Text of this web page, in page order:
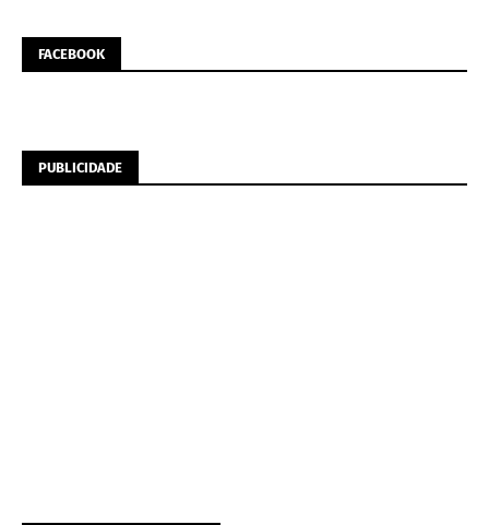
FACEBOOK
PUBLICIDADE